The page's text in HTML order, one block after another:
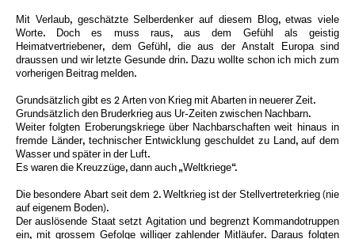
Mit Verlaub, geschätzte Selberdenker auf diesem Blog, etwas viele
Worte. Doch es muss raus, aus dem Gefühl als geistig
Heimatvertriebener, dem Gefühl, die aus der Anstalt Europa sind
draussen und wir letzte Gesunde drin. Dazu wollte schon ich mich zum
vorherigen Beitrag melden.
Grundsätzlich gibt es 2 Arten von Krieg mit Abarten in neuerer Zeit.
Grundsätzlich den Bruderkrieg aus Ur-Zeiten zwischen Nachbarn.
Weiter folgten Eroberungskriege über Nachbarschaften weit hinaus in
fremde Länder, technischer Entwicklung geschuldet zu Land, auf dem
Wasser und später in der Luft.
Es waren die Kreuzzüge, dann auch „Weltkriege“.
Die besondere Abart seit dem 2. Weltkrieg ist der Stellvertreterkrieg (nie
auf eigenem Boden).
Der auslösende Staat setzt Agitation und begrenzt Kommandotruppen
ein, mit grossem Gefolge williger zahlender Mitläufer. Daraus folgten